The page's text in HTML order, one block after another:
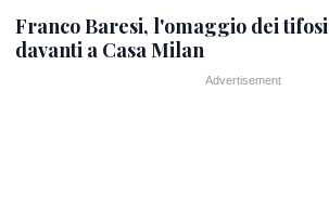
Franco Baresi, l'omaggio dei tifosi
davanti a Casa Milan